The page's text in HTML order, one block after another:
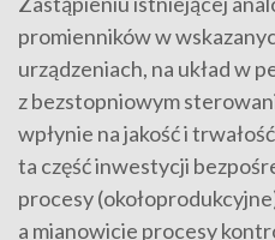
promienników w
urządzeniach, na układ w
z bezstopniowym
wpłynie na jakość i
ta część inwestycji
procesy
a mianowicie procesy